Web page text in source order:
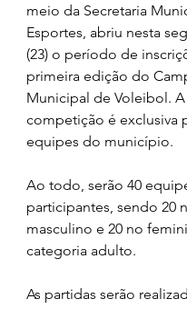
meio da Secretaria
Esportes, abriu nesta
(23) o período de
primeira edição do
Municipal de Voleibol. A
competição é exclusiva
equipes do município.
Ao todo, serão 40
participantes, sendo 20
masculino e 20 no
categoria adulto.
As partidas serão